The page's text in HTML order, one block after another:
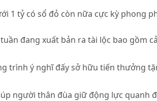
1 tỷ có sổ đỏ còn nữa cực kỳ phong
đang xuất bản ra tài lộc bao gồm
trình ý nghĩ đấy sở hữu tiến thưởng
người thân đùa giữ động lực quanh